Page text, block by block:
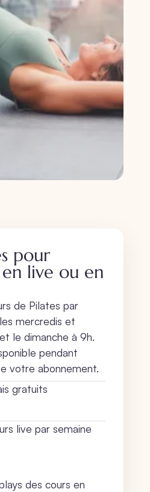
pour
live ou en
de Pilates par
mercredis et
le dimanche à 9h.
pendant
votre abonnement.
gratuits
live par semaine
des cours en